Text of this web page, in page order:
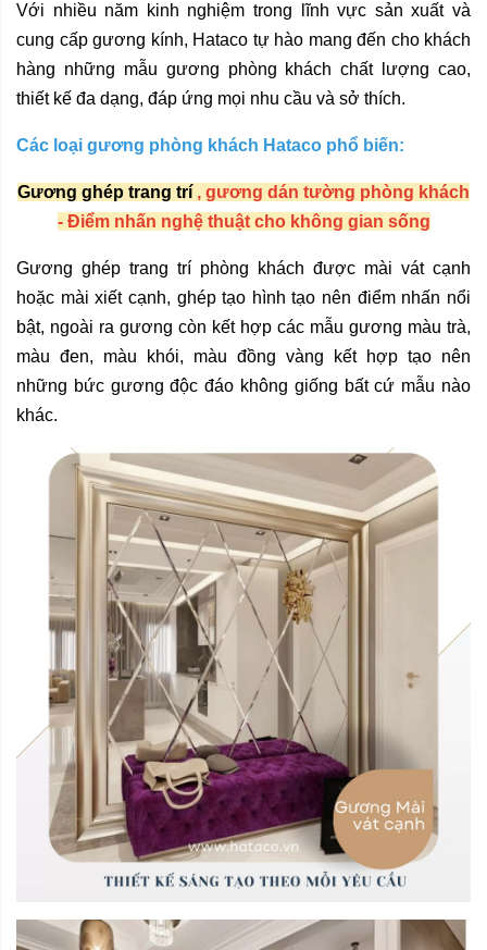
Với nhiều năm kinh nghiệm trong lĩnh vực sản xuất và
cung cấp gương kính, Hataco tự hào mang đến cho khách
hàng những mẫu gương phòng khách chất lượng cao,
thiết kế đa dạng, đáp ứng mọi nhu cầu và sở thích.
Các loại gương phòng khách Hataco phổ biến:
Gương ghép trang trí , gương dán tường phòng khách
- Điểm nhấn nghệ thuật cho không gian sống
Gương ghép trang trí phòng khách được mài vát cạnh
hoặc mài xiết cạnh, ghép tạo hình tạo nên điểm nhấn nổi
bật, ngoài ra gương còn kết hợp các mẫu gương màu trà,
màu đen, màu khói, màu đồng vàng kết hợp tạo nên
những bức gương độc đáo không giống bất cứ mẫu nào
khác.